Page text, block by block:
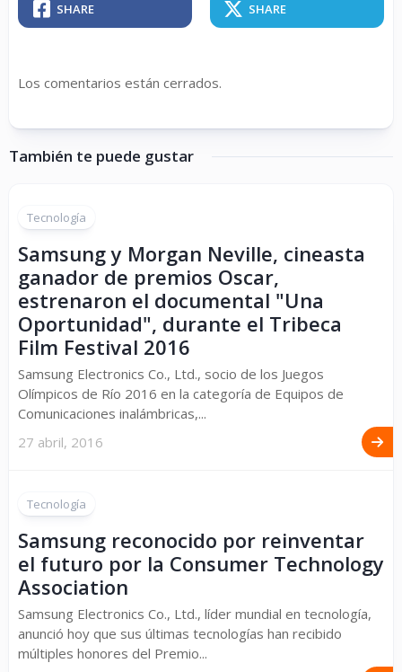
SHARE SHARE
Los comentarios están cerrados.
También te puede gustar
Tecnología
Samsung y Morgan Neville, cineasta
ganador de premios Oscar,
estrenaron el documental "Una
Oportunidad", durante el Tribeca
Film Festival 2016
Samsung Electronics Co., Ltd., socio de los Juegos
Olímpicos de Río 2016 en la categoría de Equipos de
Comunicaciones inalámbricas,...
27 abril, 2016
Tecnología
Samsung reconocido por reinventar
el futuro por la Consumer Technology
Association
Samsung Electronics Co., Ltd., líder mundial en tecnología,
anunció hoy que sus últimas tecnologías han recibido
múltiples honores del Premio...